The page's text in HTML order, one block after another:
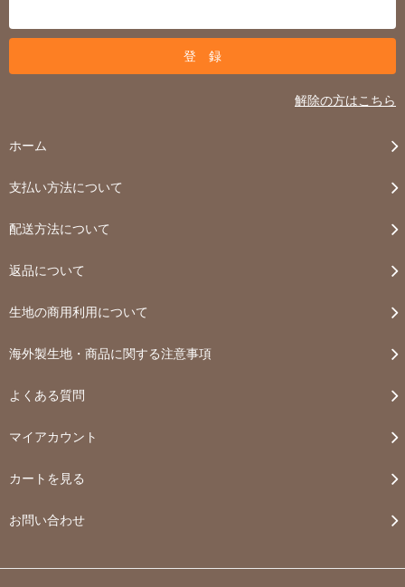
解除の方はこちら
ホーム
支払い方法について
配送方法について
返品について
生地の商用利用について
海外製生地・商品に関する注意事項
よくある質問
マイアカウント
カートを見る
お問い合わせ